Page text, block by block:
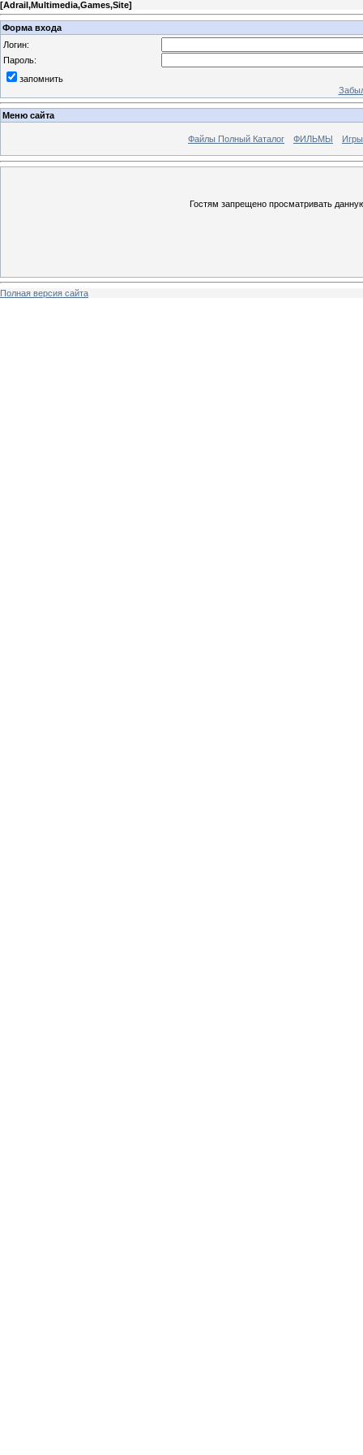
[Adrail,Multimedia,Games,Site]
Форма входа
Логин:
Пароль:
запомнить
Меню сайта
Файлы Полный Каталог ФИЛЬМЫ
Гостям запрещено просматривать
Полная версия сайта